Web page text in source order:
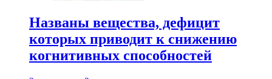
Названы вещества, дефицит
которых приводит к снижению
когнитивных способностей